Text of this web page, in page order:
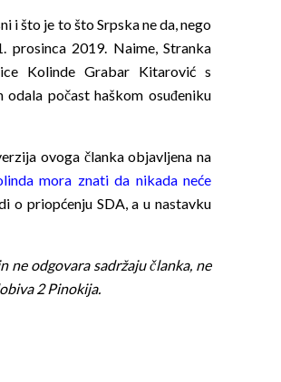
i što je to što Srpska ne da, nego
prosinca 2019. Naime, Stranka
Kolinde Grabar Kitarović s
počast haškom osuđeniku
ovoga članka objavljena na
mora znati da nikada neće
o priopćenju SDA, a u nastavku
ne odgovara sadržaju članka, ne
2 Pinokija.